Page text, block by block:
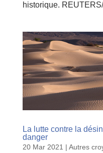
historique.
La lutte contre la
danger
20 Mar 2021 | Autres